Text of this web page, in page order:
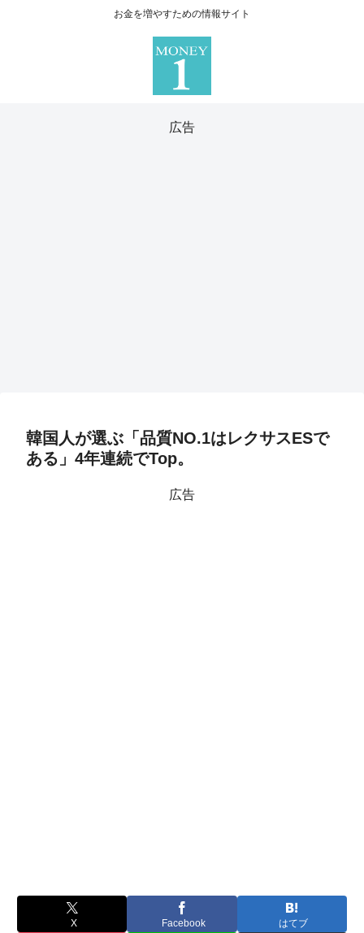
お金を増やすための情報サイト
広告
韓国人が選ぶ「品質NO.1はレクサスESで
ある」4年連続でTop。
広告
X Facebook はてブ